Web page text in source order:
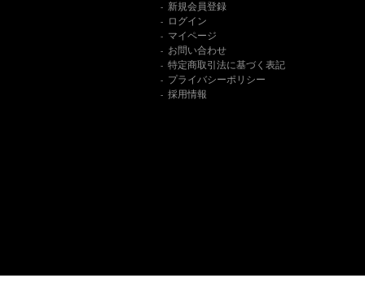
- 新規会員登録
- ログイン
- マイページ
- お問い合わせ
- 特定商取引法に基づく表記
- プライバシーポリシー
- 採用情報